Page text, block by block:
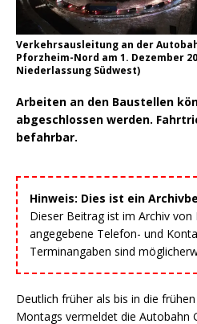
Verkehrsausleitung an der
Pforzheim-Nord am 1. Dezember
Niederlassung Südwest)
Arbeiten an den Baustellen
abgeschlossen werden.
befahrbar.
Hinweis: Dies ist ein
Dieser Beitrag ist im Archiv von
angegebene Telefon- und
Terminangaben sind
Deutlich früher als bis in die
Montags vermeldet die Autobahn